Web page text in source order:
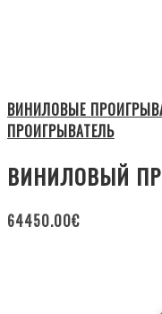
ВИНИЛОВЫЕ
ПРОИГРЫВАТЕЛЬ
ВИНИЛОВЫЙ
64450.00€